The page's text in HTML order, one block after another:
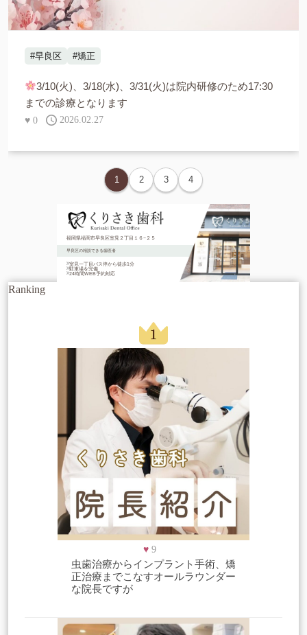
#早良区 #矯正
3/10(火)、3/18(水)、3/31(火)は院内研修のため17:30
までの診療となります
♥ 0 2026.02.27
1 2 3 4
福岡県福岡市早良区室見２丁目１６−２５
早良区の相談できる歯医者
室見一丁目バス停から徒歩1分
駐車場を完備
24時間WEB予約対応
Ranking
♥ 9
虫歯治療からインプラント手術、矯
正治療までこなすオールラウンダー
な院長ですが